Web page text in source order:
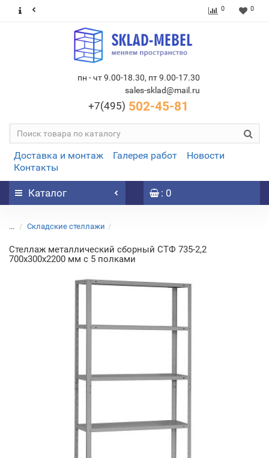
0 0
пн - чт 9.00-18.30, пт 9.00-17.30
sales-sklad@mail.ru
+7(495) 502-45-81
Доставка и монтаж Галерея работ
Новости
Контакты
Каталог : 0
... Складские стеллажи
Стеллаж металлический сборный СТФ 735-2,2
700х300х2200 мм с 5 полками